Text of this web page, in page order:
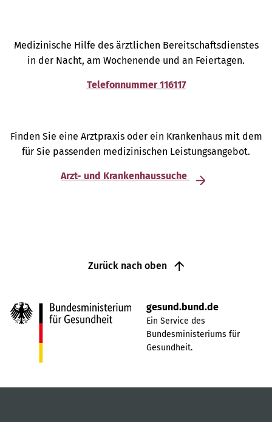
Medizinische Hilfe des ärztlichen Bereitschaftsdienstes
in der Nacht, am Wochenende und an Feiertagen.
Telefonnummer 116117
Finden Sie eine Arztpraxis oder ein Krankenhaus mit dem
für Sie passenden medizinischen Leistungsangebot.
Arzt- und Krankenhaussuche
Zurück nach oben
gesund.bund.de
Ein Service des
Bundesministeriums für
Gesundheit.